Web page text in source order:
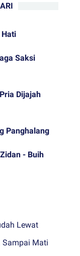
Hati
Saksi
Dijajah
Panghalang
- Buih
Lewat
Sampai Mati